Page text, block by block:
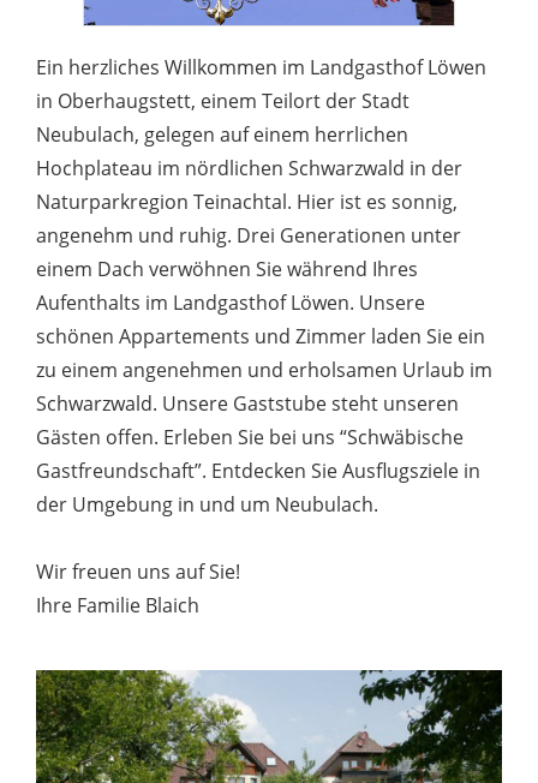
Ein herzliches Willkommen im Landgasthof Löwen
in Oberhaugstett, einem Teilort der Stadt
Neubulach, gelegen auf einem herrlichen
Hochplateau im nördlichen Schwarzwald in der
Naturparkregion Teinachtal. Hier ist es sonnig,
angenehm und ruhig. Drei Generationen unter
einem Dach verwöhnen Sie während Ihres
Aufenthalts im Landgasthof Löwen. Unsere
schönen Appartements und Zimmer laden Sie ein
zu einem angenehmen und erholsamen Urlaub im
Schwarzwald. Unsere Gaststube steht unseren
Gästen offen. Erleben Sie bei uns “Schwäbische
Gastfreundschaft”. Entdecken Sie Ausflugsziele in
der Umgebung in und um Neubulach.
Wir freuen uns auf Sie!
Ihre Familie Blaich